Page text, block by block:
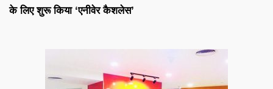
के लिए शुरू किया ‘एनीवेर कैशलेस’